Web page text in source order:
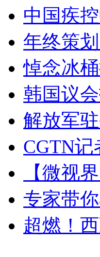
中国疾
年终策
悼念冰
韩国议
解放军
CGTN
【微视
专家带
超燃！